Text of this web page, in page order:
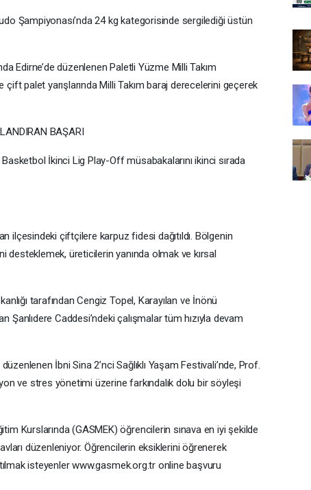
Şampiyonası’nda 24 kg kategorisinde sergilediği üstün
Edirne’de düzenlenen Paletli Yüzme Milli Takım
palet yarışlarında Milli Takım baraj derecelerini geçerek
BAŞARI
İkinci Lig Play-Off müsabakalarını ikinci sırada
ilçesindeki çiftçilere karpuz fidesi dağıtıldı. Bölgenin
üreticilerin yanında olmak ve kırsal
tarafından Cengiz Topel, Karayılan ve İnönü
Caddesi’ndeki çalışmalar tüm hızıyla devam
İbni Sina 2’nci Sağlıklı Yaşam Festivali’nde, Prof.
ve stres yönetimi üzerine farkındalık dolu bir söyleşi
Kurslarında (GASMEK) öğrencilerin sınava en iyi şekilde
düzenleniyor. Öğrencilerin eksiklerini öğrenerek
isteyenler www.gasmek.org.tr online başvuru